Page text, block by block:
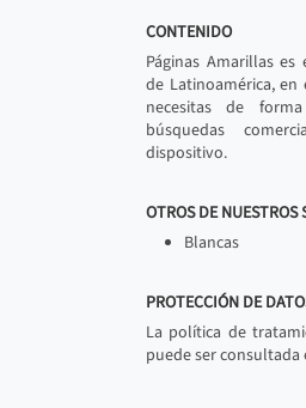
CONTENIDO
Páginas Amarillas
de Latinoamérica,
necesitas de
búsquedas
dispositivo.
OTROS DE NUESTROS
Blancas
PROTECCIÓN DE
La política de
puede ser consultada